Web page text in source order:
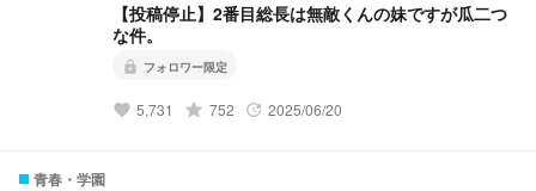
【投稿停止】2番目総長は無敵くんの妹ですが瓜二つ
な件。
lock フォロワー限定
favorite 5,731 grade 752 update 2025/06/20
青春・学園